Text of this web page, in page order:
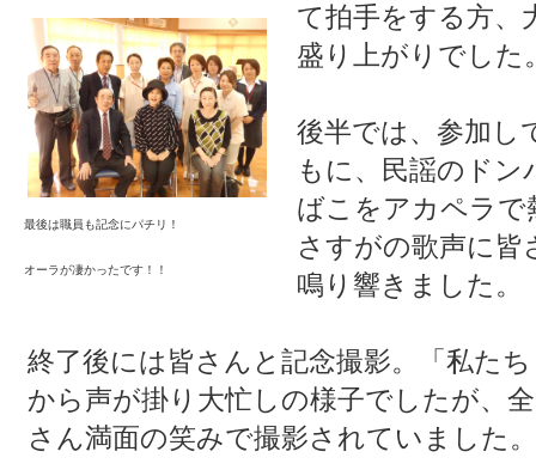
最後は職員も記念にパチリ！
オーラが凄かったです！！
て拍手をする方、
盛り上がりでした
後半では、参加し
もに、民謡のドン
ばこをアカペラで
さすがの歌声に
鳴り響きました。
終了後には皆さんと記念撮影。「私た
から声が掛り大忙しの様子でしたが、
さん満面の笑みで撮影されていました。